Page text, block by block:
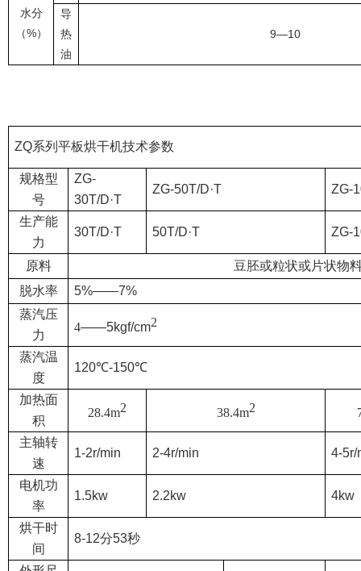
水分
（%）
导
热
油
9—10
ZQ系列平板烘干机技术参数
规格型
号
ZG-
30T/D·T
ZG-50T/D·T ZG-
生产能
力
30T/D·T 50T/D·T ZG-
原料
豆胚或粒状或片状物
脱水率
5%——7%
蒸汽压
力
4——5kgf/cm2
蒸汽温
度
120℃-150℃
加热面
积
28.4m2 38.4m2
主轴转
速
1-2r/min 2-4r/min 4-5r/
电机功
率
1.5kw 2.2kw 4kw
烘干时
间
8-12分53秒